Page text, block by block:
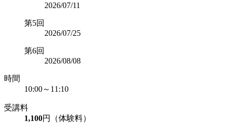
2026/07/11
第5回
2026/07/25
第6回
2026/08/08
時間
10:00～11:10
受講料
1,100円（体験料）